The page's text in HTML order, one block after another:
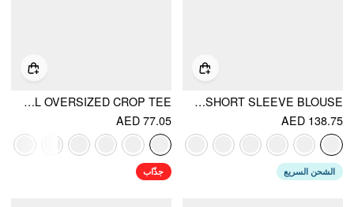
COTTON V-NECK BRODERIE ANGLAISE PLEATED SHIRRED SHORT SLEEVE BLOUSE
AED 138.75
الشحن السريع
BOAT NECK BATWING SLEEVE BACKLESS DRAWSTRING METAL DETAIL OVERSIZED CROP TEE
AED 77.05
جذّاب